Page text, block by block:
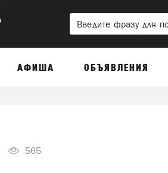
АФИША ОБЪЯВЛЕНИЯ
565